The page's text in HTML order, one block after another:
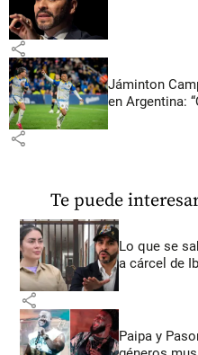
share
Jáminton
en Argentina:
share
Te puede
Lo que se
a cárcel de
share
Paipa y